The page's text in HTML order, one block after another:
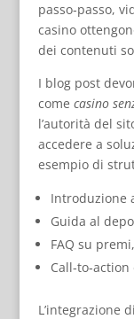
passo‑passo,
casino
dei contenuti
I blog post
come casino
l’autorità del
accedere a
esempio di
Introduzione
Guida al
FAQ su
L’integrazione